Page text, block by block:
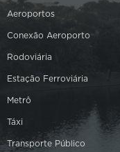
Aeroportos
Conexão Aeroporto
Rodoviária
Estação Ferroviária
Metrô
Táxi
Transporte Público